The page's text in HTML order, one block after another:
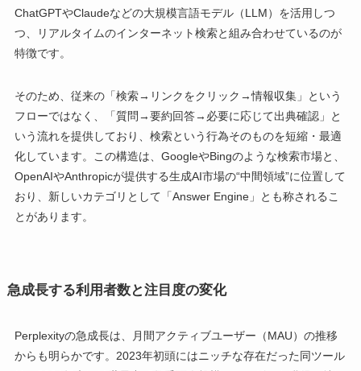
ChatGPTやClaudeなどの大規模言語モデル（LLM）を活用しつ
つ、リアルタイムのインターネット検索と組み合わせているのが
特徴です。
そのため、従来の「検索→リンクをクリック→情報収集」という
フローではなく、「質問→要約回答→必要に応じて出典確認」と
いう流れを提供しており、検索という行為そのものを短縮・最適
化しています。この構造は、GoogleやBingのような検索市場と、
OpenAIやAnthropicが提供する生成AI市場の“中間領域”に位置して
おり、新しいカテゴリとして「Answer Engine」とも称されるこ
とがあります。
急成長する利用者数と注目度の変化
Perplexityの急成長は、月間アクティブユーザー（MAU）の推移
からも明らかです。2023年初頭にはニッチな存在だった同ツール